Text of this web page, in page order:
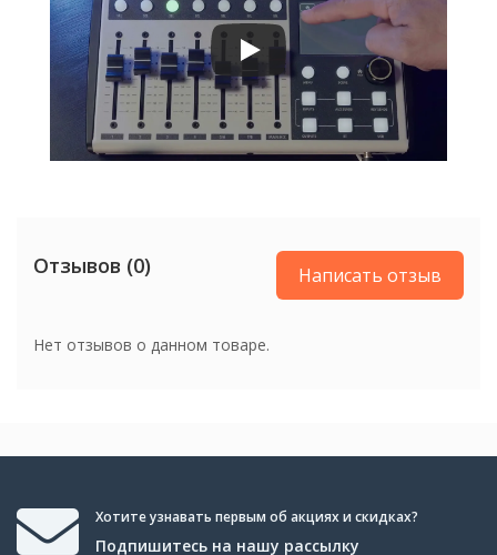
Отзывов (0) Написать отзыв
Нет отзывов о данном товаре.
Хотите узнавать первым об акциях и скидках?
Подпишитесь на нашу рассылку